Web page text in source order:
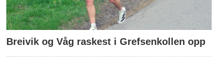
Breivik og Våg raskest i Grefsenkollen opp